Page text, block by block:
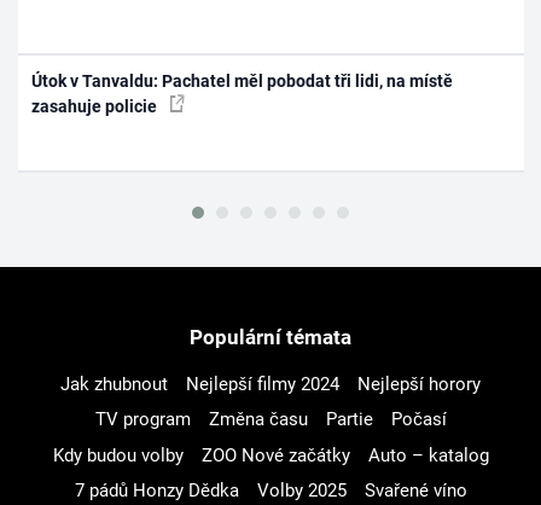
Útok v Tanvaldu: Pachatel měl pobodat tři lidi, na místě
zasahuje policie
Populární témata
Jak zhubnout Nejlepší filmy 2024
Nejlepší horory
TV program
Změna času Partie
Počasí
Kdy budou volby
ZOO Nové začátky
Auto – katalog
7 pádů Honzy Dědka
Volby 2025
Svařené víno